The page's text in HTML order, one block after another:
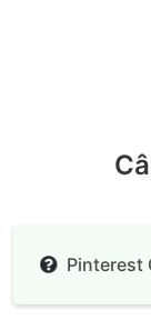
Pinterest